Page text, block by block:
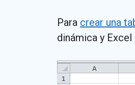
Para crear una
dinámica y